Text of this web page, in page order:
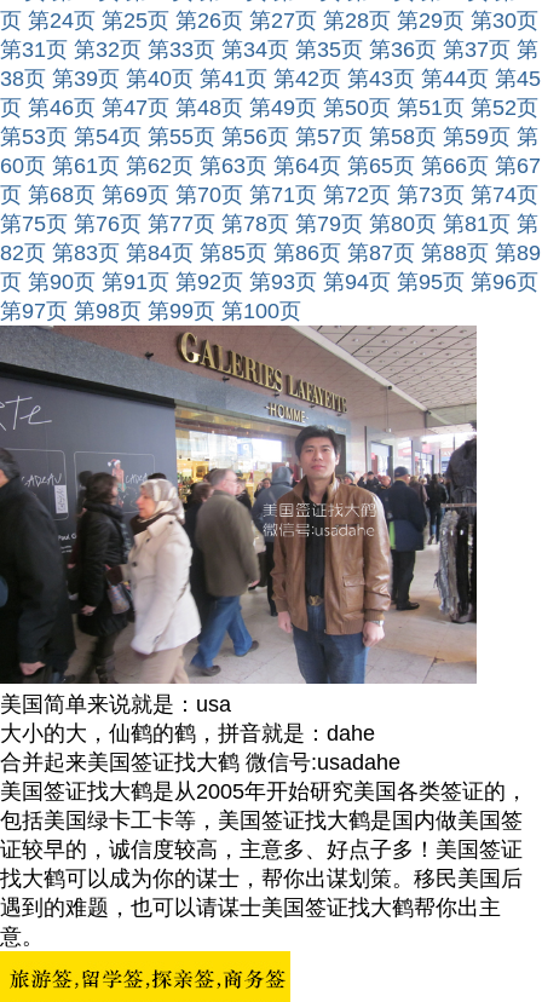
页 第24页 第25页 第26页 第27页 第28页 第29页 第30页
第31页 第32页 第33页 第34页 第35页 第36页 第37页 第
38页 第39页 第40页 第41页 第42页 第43页 第44页 第45
页 第46页 第47页 第48页 第49页 第50页 第51页 第52页
第53页 第54页 第55页 第56页 第57页 第58页 第59页 第
60页 第61页 第62页 第63页 第64页 第65页 第66页 第67
页 第68页 第69页 第70页 第71页 第72页 第73页 第74页
第75页 第76页 第77页 第78页 第79页 第80页 第81页 第
82页 第83页 第84页 第85页 第86页 第87页 第88页 第89
页 第90页 第91页 第92页 第93页 第94页 第95页 第96页
第97页 第98页 第99页 第100页
美国简单来说就是：usa
大小的大，仙鹤的鹤，拼音就是：dahe
合并起来美国签证找大鹤 微信号:usadahe
美国签证找大鹤是从2005年开始研究美国各类签证的，
包括美国绿卡工卡等，美国签证找大鹤是国内做美国签
证较早的，诚信度较高，主意多、好点子多！美国签证
找大鹤可以成为你的谋士，帮你出谋划策。移民美国后
遇到的难题，也可以请谋士美国签证找大鹤帮你出主
意。